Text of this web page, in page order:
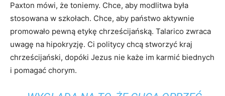
Paxton mówi, że toniemy. Chce, aby modlitwa była
stosowana w szkołach. Chce, aby państwo aktywnie
promowało pewną etykę chrześcijańską. Talarico zwraca
uwagę na hipokryzję. Ci politycy chcą stworzyć kraj
chrześcijański, dopóki Jezus nie każe im karmić biednych
i pomagać chorym.